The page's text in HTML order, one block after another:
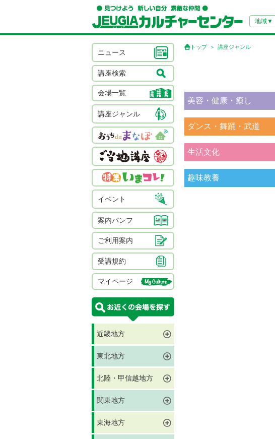
ニュース
講座検索
会場一覧
講座ジャンル
イベント
案内パンフ
ご利用案内
受講規約
マイページ
近畿地方
東北地方
北陸・甲信越地方
関東地方
東海地方
トップ 講座ジャンル
美容・健康・癒し
ダンス・舞踊・武道
生活文化
趣味教養